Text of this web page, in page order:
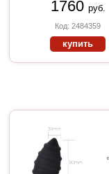
1760 руб.
Код: 2484359
купить